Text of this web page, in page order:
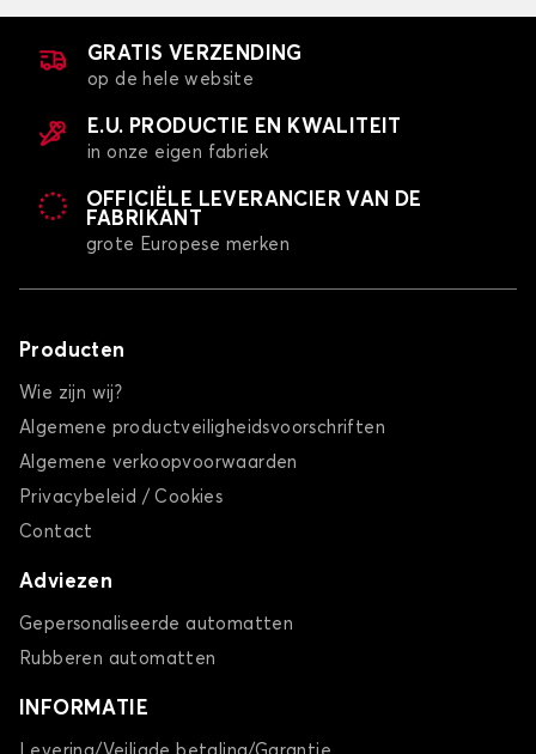
GRATIS VERZENDING
op de hele website
E.U. PRODUCTIE EN KWALITEIT
in onze eigen fabriek
OFFICIËLE LEVERANCIER VAN DE
FABRIKANT
grote Europese merken
Producten
Wie zijn wij?
Algemene productveiligheidsvoorschriften
Algemene verkoopvoorwaarden
Privacybeleid / Cookies
Contact
Adviezen
Gepersonaliseerde automatten
Rubberen automatten
INFORMATIE